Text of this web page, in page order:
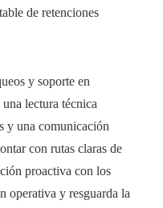
de retenciones
y soporte en
lectura técnica
y una comunicación
con rutas claras de
proactiva con los
operativa y resguarda la